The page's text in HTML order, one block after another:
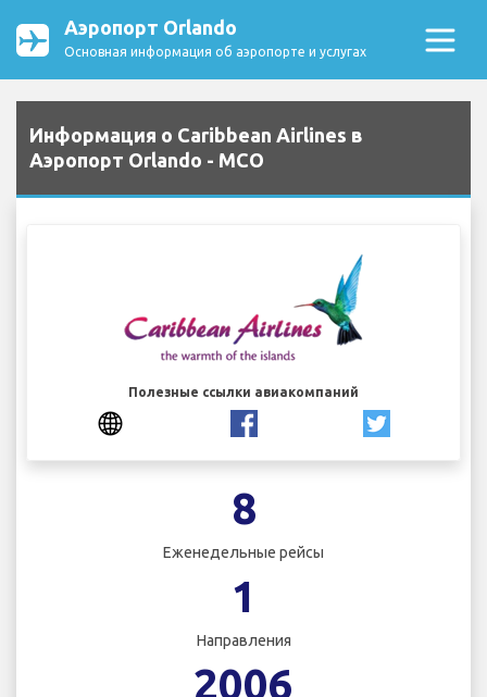
Аэропорт Orlando
Основная информация об аэропорте и услугах
Информация о Caribbean Airlines в
Аэропорт Orlando - MCO
Полезные ссылки авиакомпаний
8
Еженедельные рейсы
1
Направления
2006